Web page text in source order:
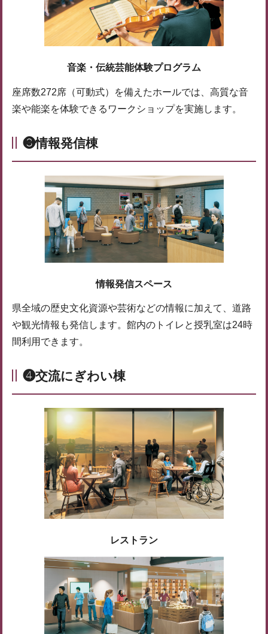
音楽・伝統芸能体験プログラム
座席数272席（可動式）を備えたホールでは、高質な音
楽や能楽を体験できるワークショップを実施します。
❸情報発信棟
情報発信スペース
県全域の歴史文化資源や芸術などの情報に加えて、道路
や観光情報も発信します。館内のトイレと授乳室は24時
間利用できます。
❹交流にぎわい棟
レストラン